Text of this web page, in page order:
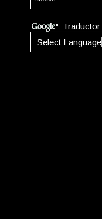
Traductor
Select Language